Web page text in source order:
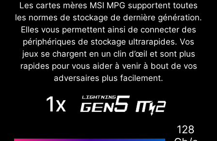
Les cartes mères MSI MPG supportent toutes
les normes de stockage de dernière génération.
Elles vous permettent ainsi de connecter des
périphériques de stockage ultrarapides. Vos
jeux se chargent en un clin d’œil et sont plus
rapides pour vous aider à venir à bout de vos
adversaires plus facilement.
1x
128
XMP
Choisissez un profil XMP prédéfini pour
automatiquement lancer un overclocking de